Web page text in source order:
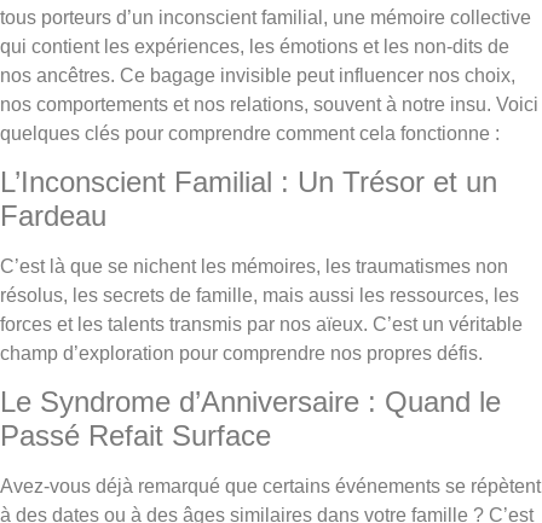
tous porteurs d’un inconscient familial, une mémoire collective
qui contient les expériences, les émotions et les non-dits de
nos ancêtres. Ce bagage invisible peut influencer nos choix,
nos comportements et nos relations, souvent à notre insu. Voici
quelques clés pour comprendre comment cela fonctionne :
L’Inconscient Familial : Un Trésor et un
Fardeau
C’est là que se nichent les mémoires, les traumatismes non
résolus, les secrets de famille, mais aussi les ressources, les
forces et les talents transmis par nos aïeux. C’est un véritable
champ d’exploration pour comprendre nos propres défis.
Le Syndrome d’Anniversaire : Quand le
Passé Refait Surface
Avez-vous déjà remarqué que certains événements se répètent
à des dates ou à des âges similaires dans votre famille ? C’est